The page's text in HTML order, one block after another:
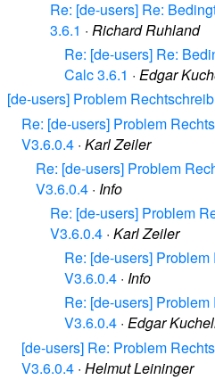
Re: [de-users] Re:
3.6.1 · Richard Ruhland
Re: [de-users] Re:
Calc 3.6.1 · Edgar
[de-users] Problem
Re: [de-users] Problem
V3.6.0.4 · Karl Zeiler
Re: [de-users] Problem
V3.6.0.4 · Info
Re: [de-users] Problem
V3.6.0.4 · Karl Zeiler
Re: [de-users]
V3.6.0.4 · Info
Re: [de-users]
V3.6.0.4 · Edgar
[de-users] Re: Problem
V3.6.0.4 · Helmut Leininger